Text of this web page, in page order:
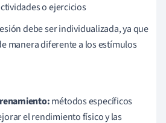
o ejercicios
debe ser individualizada, ya que
manera diferente a los estímulos
métodos específicos
el rendimiento físico y las